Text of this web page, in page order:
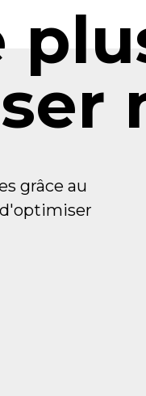
plu
ser
grâce au